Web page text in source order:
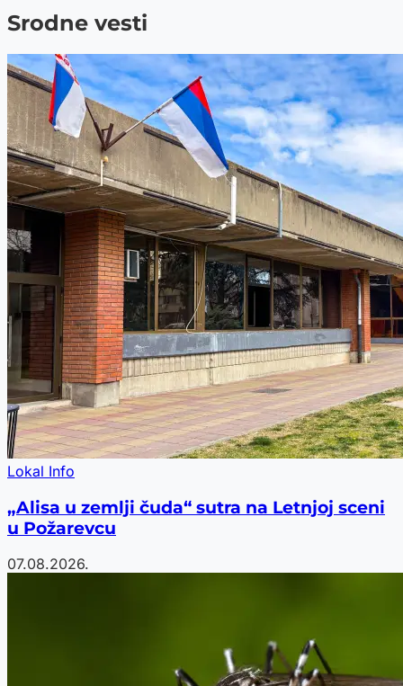
Srodne vesti
Lokal Info
„Alisa u zemlji čuda“ sutra na Letnjoj sceni
u Požarevcu
07.08.2026.